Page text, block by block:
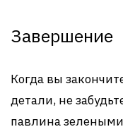
Завершение
Когда вы
детали, не
павлина